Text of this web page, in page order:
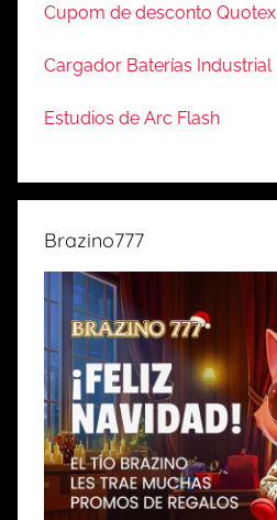
Cupom de desconto Quotex
Cargador Baterías Industrial
Estudios de Arc Flash
Brazino777